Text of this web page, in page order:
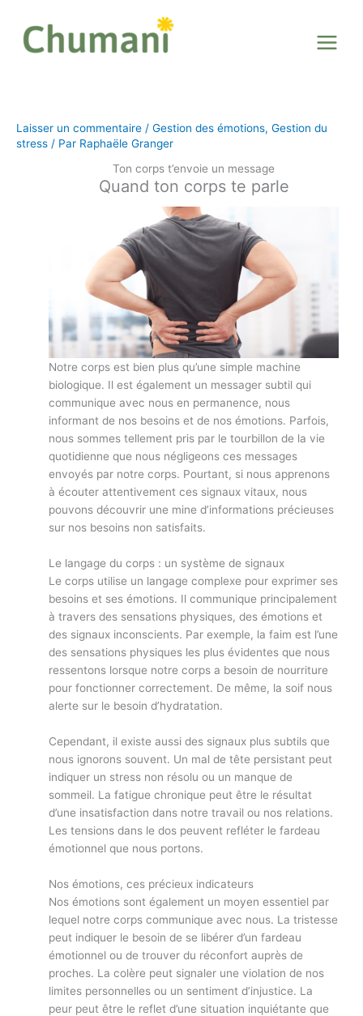
contenu
Laisser un commentaire / Gestion des émotions, Gestion du
stress / Par Raphaële Granger
Ton corps t’envoie un message
Quand ton corps te parle
Notre corps est bien plus qu’une simple machine
biologique. Il est également un messager subtil qui
communique avec nous en permanence, nous
informant de nos besoins et de nos émotions. Parfois,
nous sommes tellement pris par le tourbillon de la vie
quotidienne que nous négligeons ces messages
envoyés par notre corps. Pourtant, si nous apprenons
à écouter attentivement ces signaux vitaux, nous
pouvons découvrir une mine d’informations précieuses
sur nos besoins non satisfaits.
Le langage du corps : un système de signaux
Le corps utilise un langage complexe pour exprimer ses
besoins et ses émotions. Il communique principalement
à travers des sensations physiques, des émotions et
des signaux inconscients. Par exemple, la faim est l’une
des sensations physiques les plus évidentes que nous
ressentons lorsque notre corps a besoin de nourriture
pour fonctionner correctement. De même, la soif nous
alerte sur le besoin d’hydratation.
Cependant, il existe aussi des signaux plus subtils que
nous ignorons souvent. Un mal de tête persistant peut
indiquer un stress non résolu ou un manque de
sommeil. La fatigue chronique peut être le résultat
d’une insatisfaction dans notre travail ou nos relations.
Les tensions dans le dos peuvent refléter le fardeau
émotionnel que nous portons.
Nos émotions, ces précieux indicateurs
Nos émotions sont également un moyen essentiel par
lequel notre corps communique avec nous. La tristesse
peut indiquer le besoin de se libérer d’un fardeau
émotionnel ou de trouver du réconfort auprès de
proches. La colère peut signaler une violation de nos
limites personnelles ou un sentiment d’injustice. La
peur peut être le reflet d’une situation inquiétante que